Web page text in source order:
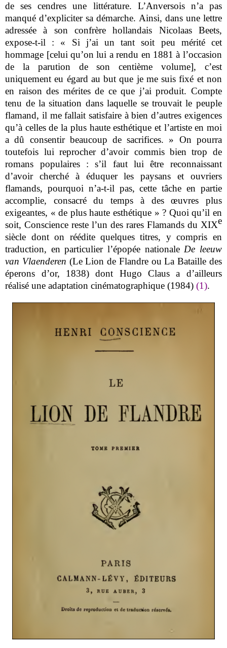
de ses cendres une littérature. L’Anversois n’a pas
manqué d’expliciter sa démarche. Ainsi, dans une lettre
adressée à son confrère hollandais Nicolaas Beets,
expose-t-il : « Si j’ai un tant soit peu mérité cet
hommage [celui qu’on lui a rendu en 1881 à l’occasion
de la parution de son centième volume], c’est
uniquement eu égard au but que je me suis fixé et non
en raison des mérites de ce que j’ai produit. Compte
tenu de la situation dans laquelle se trouvait le peuple
flamand, il me fallait satisfaire à bien d’autres exigences
qu’à celles de la plus haute esthétique et l’artiste en moi
a dû consentir beaucoup de sacrifices. » On pourra
toutefois lui reprocher d’avoir commis bien trop de
romans populaires : s’il faut lui être reconnaissant
d’avoir cherché à éduquer les paysans et ouvriers
flamands, pourquoi n’a-t-il pas, cette tâche en partie
accomplie, consacré du temps à des œuvres plus
exigeantes, « de plus haute esthétique » ? Quoi qu’il en
soit, Conscience reste l’un des rares Flamands du XIXe
siècle dont on réédite quelques titres, y compris en
traduction, en particulier l’épopée nationale De leeuw
van Vlaenderen (Le Lion de Flandre ou La Bataille des
éperons d’or, 1838) dont Hugo Claus a d’ailleurs
réalisé une adaptation cinématographique (1984)(1).